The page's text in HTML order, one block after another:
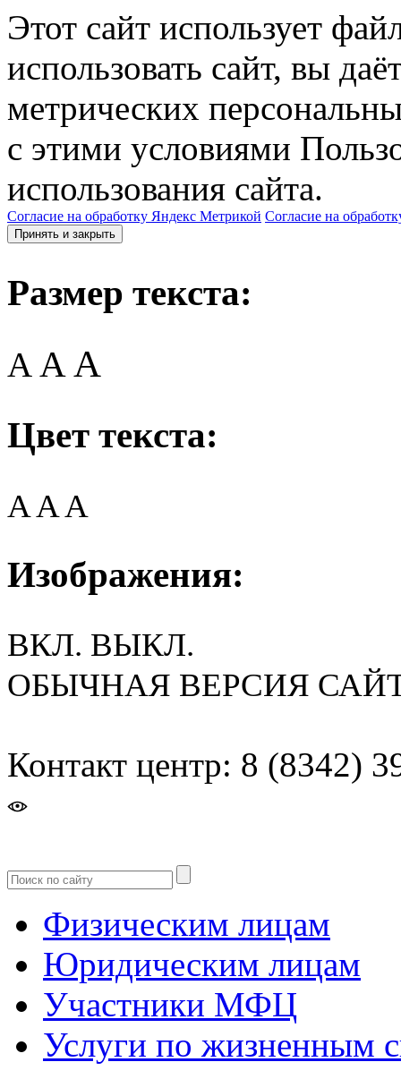
Этот сайт использует
использовать сайт, вы
метрических
с этими условиями
использования сайта.
Согласие на обработку Яндекс Метрикой Согласие на
Принять и закрыть
Размер текста:
A AA
Цвет текста:
AAA
Изображения:
ВКЛ. ВЫКЛ.
ОБЫЧНАЯ ВЕРСИЯ
Контакт центр: 8 (8342)
Физическим лицам
Юридическим лицам
Участники МФЦ
Услуги по жизненным